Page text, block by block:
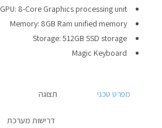
✉ יצירת קשר
GPU: 8-Core Graphics processing unit
Memory: 8GB Ram unified memory
Storage: 512GB SSD storage
Magic Keyboard
מפרט טכני תצוגה
דרישות מערכת